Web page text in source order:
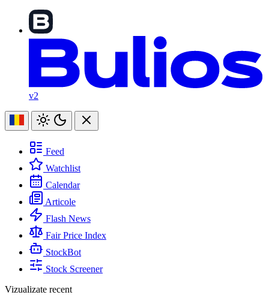
v2
Feed
Watchlist
Calendar
Articole
Flash News
Fair Price Index
StockBot
Stock Screener
Vizualizate recent